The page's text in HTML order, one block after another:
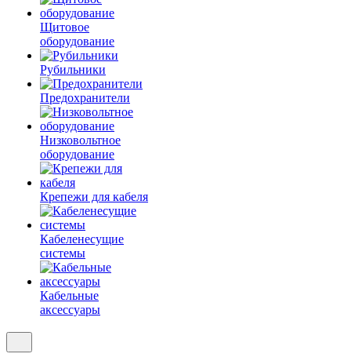
Щитовое
оборудование
Рубильники
Предохранители
Низковольтное
оборудование
Крепежи для кабеля
Кабеленесущие
системы
Кабельные
аксессуары